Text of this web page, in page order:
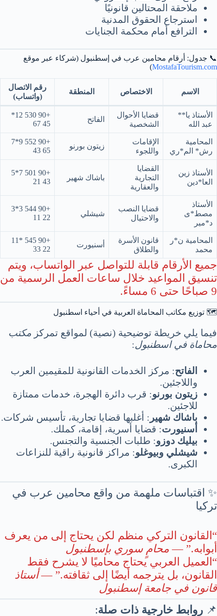
ملاحقة المحتالين قانونيًا
استرجاع الحقوق المدنية
الترافع أمام محكمة الجنايات
📞 جدول: أرقام محامين عرب في إسطنبول (شركاء عبر موقع
MostafaTourism.com
)
الاسم الاختصاص المنطقة
رقم الاتصال
(واتساب)
الأستاذ يا**
عبد الله
قضايا الأحوال
الشخصية
الفاتح
+90 530 12*
45 67
المحامية
رش* الم*ري
الإقامات
واللجوء
زيتون بورنو
+90 552 9*7
65 43
الأستاذ زين
العا*دين
القضايا
التجارية
والعقارية
باشاك شهير
+90 501 7*5
43 21
الأستاذ
مصط*ى
د*مير
قضايا النصب
والاحتيال
شيشلي
+90 544 3*3
22 11
المحامية ن*ر
محمد
قانون الأسرة
والطلاق
أسنيورت
+90 545 *11
22 33
جميع الأرقام قابلة للتواصل عبر الواتساب، ويتم
تنسيق المواعيد خلال ساعات العمل الرسمية من
9 صباحًا حتى 6 مساءً.
🗺️ توزيع مكاتب المحاماة العربية في أحياء اسطنبول
فيما يلي خريطة توضيحية (نصية) لمواقع تمركز مكتب
محاماة في اسطنبول:
الفاتح: مركز الخدمات القانونية للمقيمين العرب
واللاجئين.
زيتون بورنو: قرب دائرة الهجرة، خدمات ممتازة
للاجئين.
باشاك شهير : أغلبها قضايا تجارية، تأسيس شركات.
أسنيورت: قضايا أسرية، إقامة، كملك.
بيليك دوزو: طلبات الجنسية والتجنس.
شيشلي وبيوغلو: مراكز قانونية راقية للنزاعات
الكبرى.
✨ اقتباسات ملهمة من واقع محامين عرب في
تركيا
“القانون التركي منظم لكن يحتاج إلى من يعرف
أبوابه.” — محامٍ سوري بإسطنبول
“العميل العربي يحتاج محاميًا لا يشرح فقط
القانون، بل يترجمه أيضًا إلى ثقافته.” —أستاذ
قانون في جامعة إسطنبول
📌 روابط خارجية ذات صلة: